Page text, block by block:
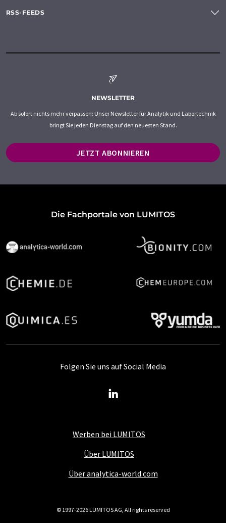
RSS-FEEDS
NEWSLETTER
Ab sofort nichts mehr verpassen: Unser Newsletter für Analytik und Labortechnik
bringt Sie jeden Dienstag auf den neuesten Stand.
JETZT ABONNIEREN
Die Fachportale von LUMITOS
Werben bei LUMITOS
Über LUMITOS
Über analytica-world.com
Folgen Sie uns auf Social Media
© 1997-2026 LUMITOS AG, All rights reserved